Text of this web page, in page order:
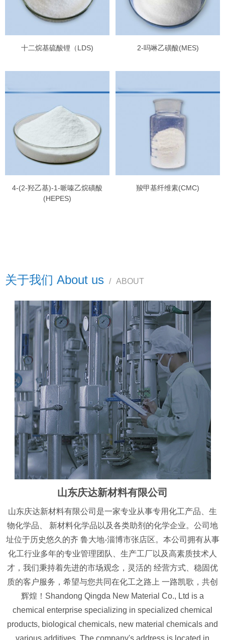
十二烷基硫酸锂（LDS) 2-吗啉乙磺酸(MES)
4-(2-羟乙基)-1-哌嗪乙烷磺酸
(HEPES)
羧甲基纤维素(CMC)
关于我们 About us / ABOUT
山东庆达新材料有限公司
山东庆达新材料有限公司是一家专业从事专用化工产品、生
物化学品、 新材料化学品以及各类助剂的化学企业。公司地
址位于历史悠久的齐 鲁大地-淄博市张店区。本公司拥有从事
化工行业多年的专业管理团队、生产工厂以及高素质技术人
才，我们秉持着先进的市场观念，灵活的 经营方式、稳固优
质的客户服务，希望与您共同在化工之路上 一路凯歌，共创
辉煌！Shandong Qingda New Material Co., Ltd is a
chemical enterprise specializing in specialized chemical
products, biological chemicals, new material chemicals and